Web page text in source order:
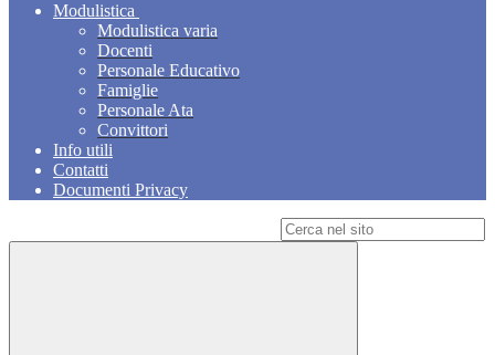
Modulistica
Modulistica varia
Docenti
Personale Educativo
Famiglie
Personale Ata
Convittori
Info utili
Contatti
Documenti Privacy